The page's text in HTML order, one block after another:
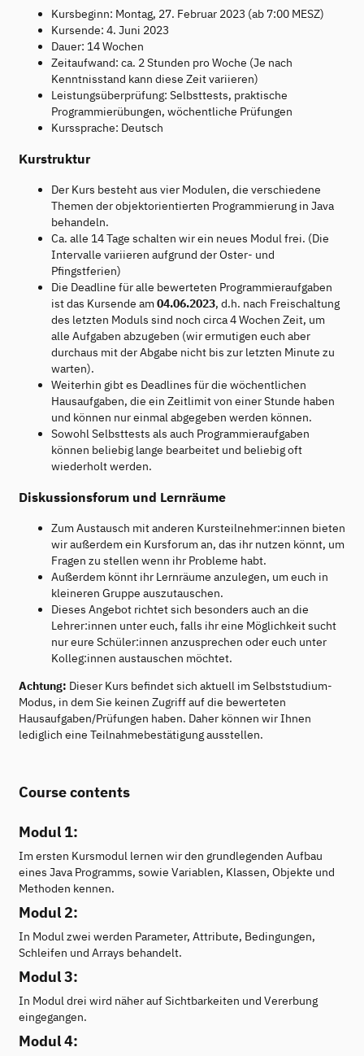
Kursbeginn: Montag, 27. Februar 2023 (ab 7:00 MESZ)
Kursende: 4. Juni 2023
Dauer: 14 Wochen
Zeitaufwand: ca. 2 Stunden pro Woche (Je nach
Kenntnisstand kann diese Zeit variieren)
Leistungsüberprüfung: Selbsttests, praktische
Programmierübungen, wöchentliche Prüfungen
Kurssprache: Deutsch
Kurstruktur
Der Kurs besteht aus vier Modulen, die verschiedene
Themen der objektorientierten Programmierung in Java
behandeln.
Ca. alle 14 Tage schalten wir ein neues Modul frei. (Die
Intervalle variieren aufgrund der Oster- und
Pfingstferien)
Die Deadline für alle bewerteten Programmieraufgaben
ist das Kursende am04.06.2023, d.h. nach Freischaltung
des letzten Moduls sind noch circa 4 Wochen Zeit, um
alle Aufgaben abzugeben (wir ermutigen euch aber
durchaus mit der Abgabe nicht bis zur letzten Minute zu
warten).
Weiterhin gibt es Deadlines für die wöchentlichen
Hausaufgaben, die ein Zeitlimit von einer Stunde haben
und können nur einmal abgegeben werden können.
Sowohl Selbsttests als auch Programmieraufgaben
können beliebig lange bearbeitet und beliebig oft
wiederholt werden.
Diskussionsforum und Lernräume
Zum Austausch mit anderen Kursteilnehmer:innen bieten
wir außerdem ein Kursforum an, das ihr nutzen könnt, um
Fragen zu stellen wenn ihr Probleme habt.
Außerdem könnt ihr Lernräume anzulegen, um euch in
kleineren Gruppe auszutauschen.
Dieses Angebot richtet sich besonders auch an die
Lehrer:innen unter euch, falls ihr eine Möglichkeit sucht
nur eure Schüler:innen anzusprechen oder euch unter
Kolleg:innen austauschen möchtet.
Achtung: Dieser Kurs befindet sich aktuell im Selbststudium-
Modus, in dem Sie keinen Zugriff auf die bewerteten
Hausaufgaben/Prüfungen haben. Daher können wir Ihnen
lediglich eine Teilnahmebestätigung ausstellen.
Course contents
Modul 1:
Im ersten Kursmodul lernen wir den grundlegenden Aufbau
eines Java Programms, sowie Variablen, Klassen, Objekte und
Methoden kennen.
Modul 2:
In Modul zwei werden Parameter, Attribute, Bedingungen,
Schleifen und Arrays behandelt.
Modul 3:
In Modul drei wird näher auf Sichtbarkeiten und Vererbung
eingegangen.
Modul 4: